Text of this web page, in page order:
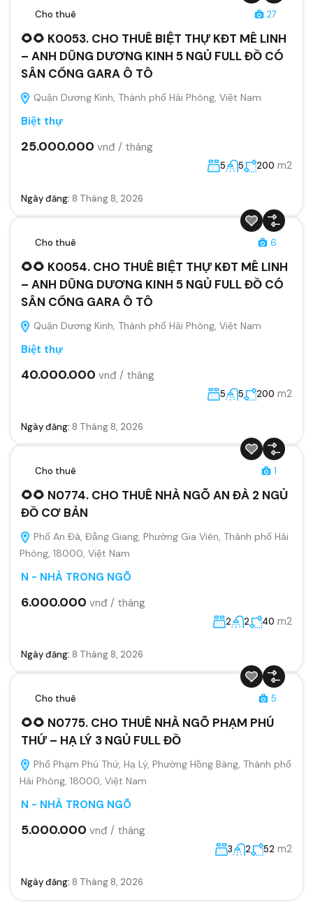
Cho thuê 27
🌻🌻 K0053. CHO THUÊ BIỆT THỰ KĐT MÊ LINH
– ANH DŨNG DƯƠNG KINH 5 NGỦ FULL ĐỒ CÓ
SÂN CỔNG GARA Ô TÔ
Quận Dương Kinh, Thành phố Hải Phòng, Việt Nam
Biệt thự
25.000.000 vnđ / tháng
5 5 200 m2
Ngày đăng: 8 Tháng 8, 2026
Cho thuê 6
🌻🌻 K0054. CHO THUÊ BIỆT THỰ KĐT MÊ LINH
– ANH DŨNG DƯƠNG KINH 5 NGỦ FULL ĐỒ CÓ
SÂN CỔNG GARA Ô TÔ
Quận Dương Kinh, Thành phố Hải Phòng, Việt Nam
Biệt thự
40.000.000 vnđ / tháng
5 5 200 m2
Ngày đăng: 8 Tháng 8, 2026
Cho thuê 1
🌻🌻 N0774. CHO THUÊ NHÀ NGÕ AN ĐÀ 2 NGỦ
ĐỒ CƠ BẢN
Phố An Đà, Đằng Giang, Phường Gia Viên, Thành phố Hải
Phòng, 18000, Việt Nam
N - NHÀ TRONG NGÕ
6.000.000 vnđ / tháng
2 2 40 m2
Ngày đăng: 8 Tháng 8, 2026
Cho thuê 5
🌻🌻 N0775. CHO THUÊ NHÀ NGÕ PHẠM PHÚ
THỨ – HẠ LÝ 3 NGỦ FULL ĐỒ
Phố Phạm Phú Thứ, Hạ Lý, Phường Hồng Bàng, Thành phố
Hải Phòng, 18000, Việt Nam
N - NHÀ TRONG NGÕ
5.000.000 vnđ / tháng
3 2 52 m2
Ngày đăng: 8 Tháng 8, 2026